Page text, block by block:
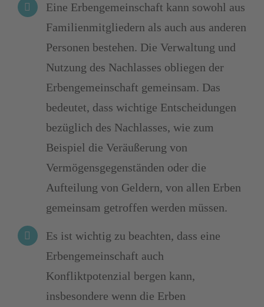
Eine Erbengemeinschaft kann sowohl aus
Familienmitgliedern als auch aus anderen
Personen bestehen. Die Verwaltung und
Nutzung des Nachlasses obliegen der
Erbengemeinschaft gemeinsam. Das
bedeutet, dass wichtige Entscheidungen
bezüglich des Nachlasses, wie zum
Beispiel die Veräußerung von
Vermögensgegenständen oder die
Aufteilung von Geldern, von allen Erben
gemeinsam getroffen werden müssen.
Es ist wichtig zu beachten, dass eine
Erbengemeinschaft auch
Konfliktpotenzial bergen kann,
insbesondere wenn die Erben